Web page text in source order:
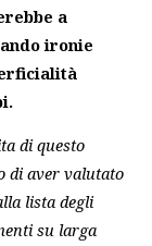
a
ironie
di questo
di aver valutato
lista degli
su larga